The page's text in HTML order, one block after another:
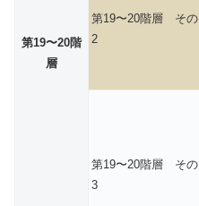
第19〜20階
層
第19〜20階層 その
2
第19〜20階層 その
3